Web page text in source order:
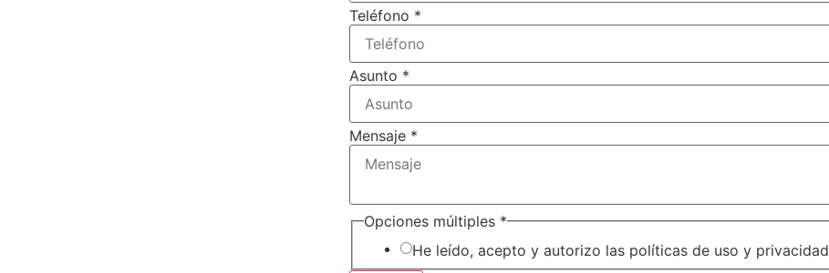
Teléfono *
Asunto *
Mensaje *
Opciones múltiples *
He leído, acepto y autorizo las políticas de uso y privacidad